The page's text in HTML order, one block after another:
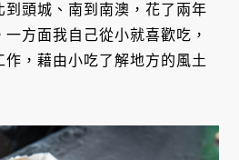
到頭城、南到南澳，花了兩年
方面我自己從小就喜歡吃，
作，藉由小吃了解地方的風土